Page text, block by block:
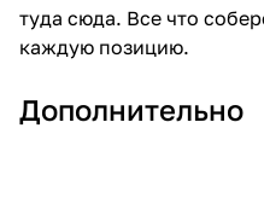
туда сюда. Все что
каждую позицию.
Дополнительно